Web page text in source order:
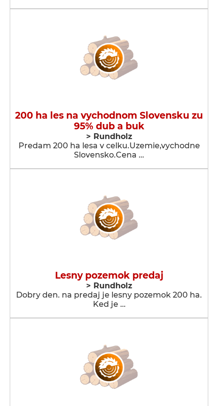
200 ha les na vychodnom Slovensku zu
95% dub a buk
> Rundholz
Predam 200 ha lesa v celku.Uzemie,vychodne
Slovensko.Cena …
Lesny pozemok predaj
> Rundholz
Dobry den. na predaj je lesny pozemok 200 ha.
Ked je …